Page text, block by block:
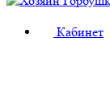
Кабинет